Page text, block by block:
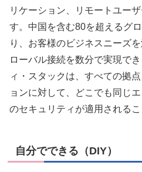
リケーション、リモートユー
す。中国を含む80を超えるグ
り、お客様のビジネスニーズ
ローバル接続を数分で実現で
ィ・スタックは、すべての拠
ョンに対して、どこでも同じ
のセキュリティが適用されるこ
自分でできる（DIY）